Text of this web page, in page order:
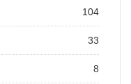
104
33
8